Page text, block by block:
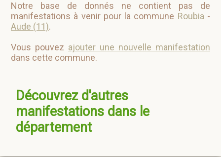
Notre base de donnés ne contient pas de
manifestations à venir pour la commune Roubia -
Aude (11).
Vous pouvez ajouter une nouvelle manifestation
dans cette commune.
Découvrez d'autres
manifestations dans le
département